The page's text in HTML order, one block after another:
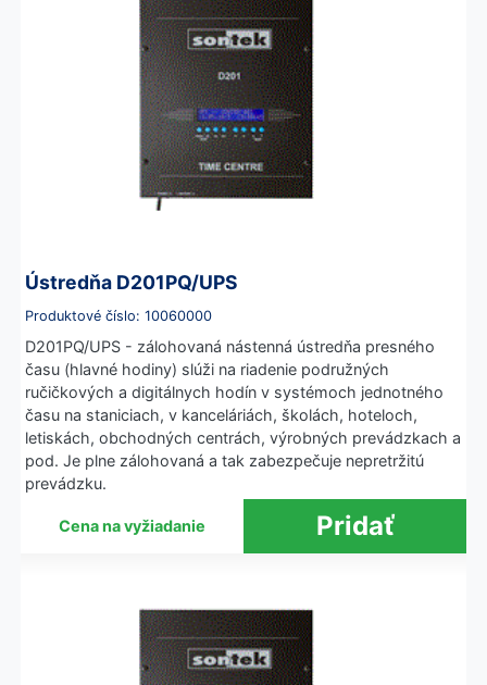
Ústredňa D201PQ/UPS
Produktové číslo: 10060000
D201PQ/UPS - zálohovaná nástenná ústredňa presného
času (hlavné hodiny) slúži na riadenie podružných
ručičkových a digitálnych hodín v systémoch jednotného
času na staniciach, v kanceláriách, školách, hoteloch,
letiskách, obchodných centrách, výrobných prevádzkach a
pod. Je plne zálohovaná a tak zabezpečuje nepretržitú
prevádzku.
Cena na vyžiadanie